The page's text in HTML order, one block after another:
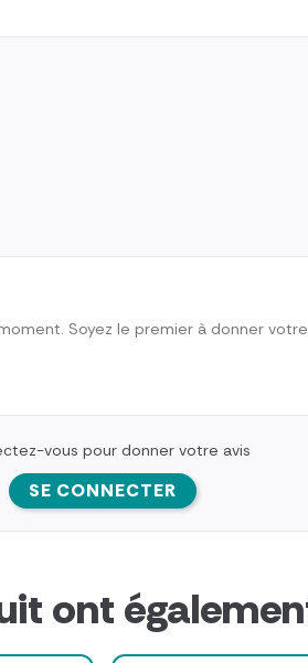
Soyez le premier à donner votre
vous pour donner votre avis
SE CONNECTER
ont